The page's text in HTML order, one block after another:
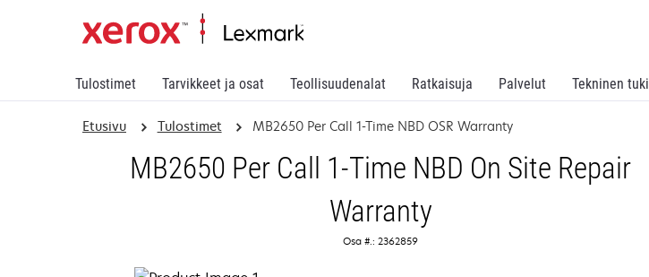
Tulostimet Tarvikkeet ja osat Teollisuudenalat Ratkaisuja Palvelut Tekninen tuki
Etusivu Tulostimet MB2650 Per Call 1-Time NBD OSR Warranty
MB2650 Per Call 1-Time NBD On Site Repair
Warranty
Osa #.: 2362859